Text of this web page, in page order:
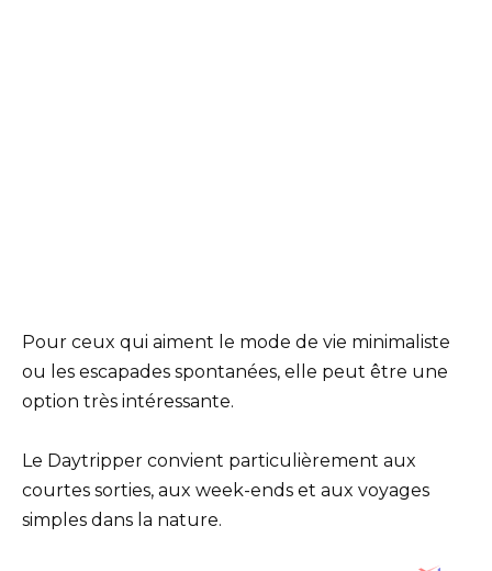
Pour ceux qui aiment le mode de vie minimaliste
ou les escapades spontanées, elle peut être une
option très intéressante.
Le Daytripper convient particulièrement aux
courtes sorties, aux week-ends et aux voyages
simples dans la nature.